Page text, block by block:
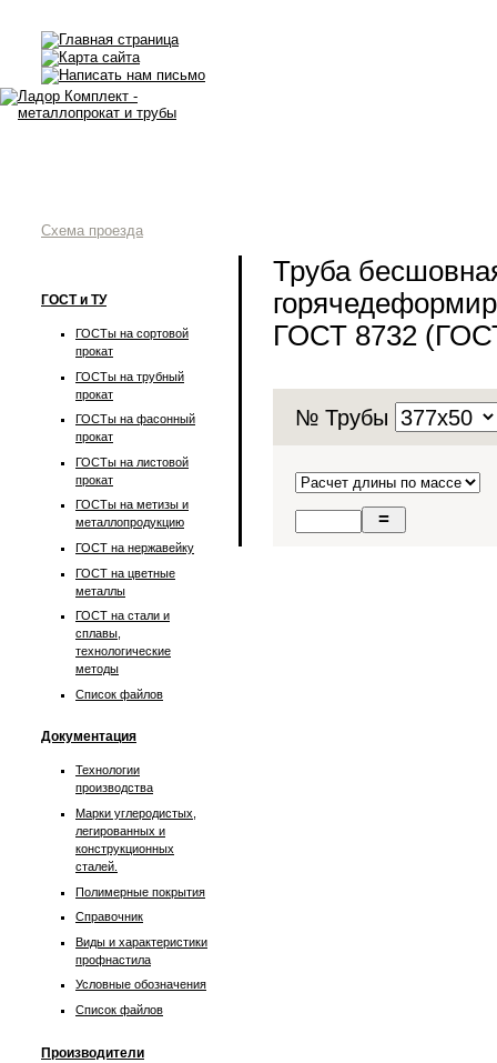
Схема проезда
ГОСТ и ТУ
ГОСТы на сортовой
прокат
ГОСТы на трубный
прокат
ГОСТы на фасонный
прокат
ГОСТы на листовой
прокат
ГОСТы на метизы и
металлопродукцию
ГОСТ на нержавейку
ГОСТ на цветные
металлы
ГОСТ на стали и
сплавы,
технологические
методы
Список файлов
Документация
Технологии
производства
Марки углеродистых,
легированных и
конструкционных
сталей.
Полимерные покрытия
Справочник
Виды и характеристики
профнастила
Условные обозначения
Список файлов
Производители
Труба
ГОСТ 8732
№ Трубы